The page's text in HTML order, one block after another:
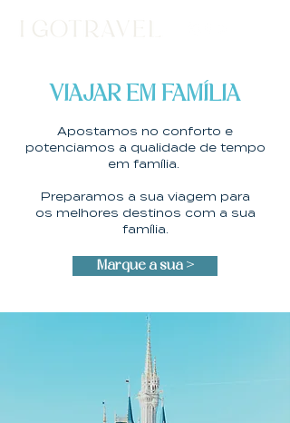
VIAJAR EM FAMÍLIA
Apostamos no conforto e
potenciamos a qualidade de tempo
em família.
Preparamos a sua viagem para
os melhores destinos com a sua
família.
Marque a sua >